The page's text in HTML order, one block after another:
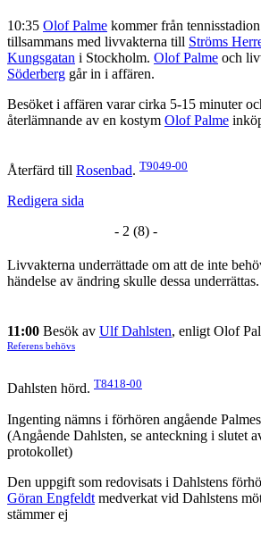
10:35 Olof Palme kommer från
tillsammans med livvakterna till Ströms
Kungsgatan i Stockholm. Olof Palme och
Söderberg går in i affären.
Besöket i affären varar cirka 5-15 minuter
återlämnande av en kostym Olof Palme
Återfärd till Rosenbad. T9049-00
Redigera sida
- 2 (8) -
Livvakterna underrättade om att de inte
händelse av ändring skulle dessa underrättas.
11:00 Besök av Ulf Dahlsten, enligt Olof
Referens behövs
Dahlsten hörd. T8418-00
Ingenting nämns i förhören angående
(Angående Dahlsten, se anteckning i slutet
protokollet)
Den uppgift som redovisats i Dahlstens
Göran Engfeldt medverkat vid Dahlstens
stämmer ej